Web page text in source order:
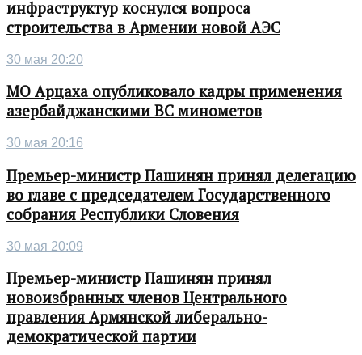
инфраструктур коснулся вопроса
строительства в Армении новой АЭС
30 мая 20:20
МО Арцаха опубликовало кадры применения
азербайджанскими ВС минометов
30 мая 20:16
Премьер-министр Пашинян принял делегацию
во главе с председателем Государственного
собрания Республики Словения
30 мая 20:09
Премьер-министр Пашинян принял
новоизбранных членов Центрального
правления Армянской либерально-
демократической партии